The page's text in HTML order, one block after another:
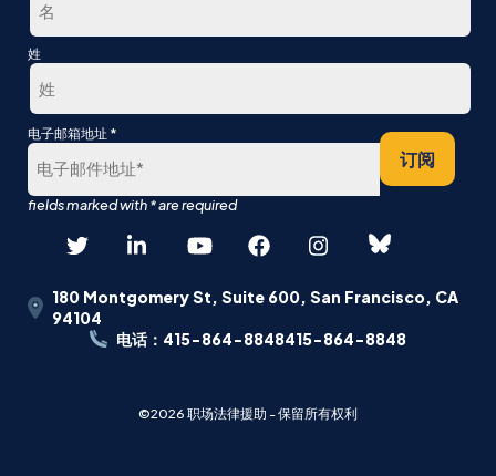
第
一
姓
最
后
电子邮箱地址 *
订阅
180 Montgomery St, Suite 600, San Francisco, CA
94104
电话：415-864-8848415-864-8848
©2026 职场法律援助 - 保留所有权利